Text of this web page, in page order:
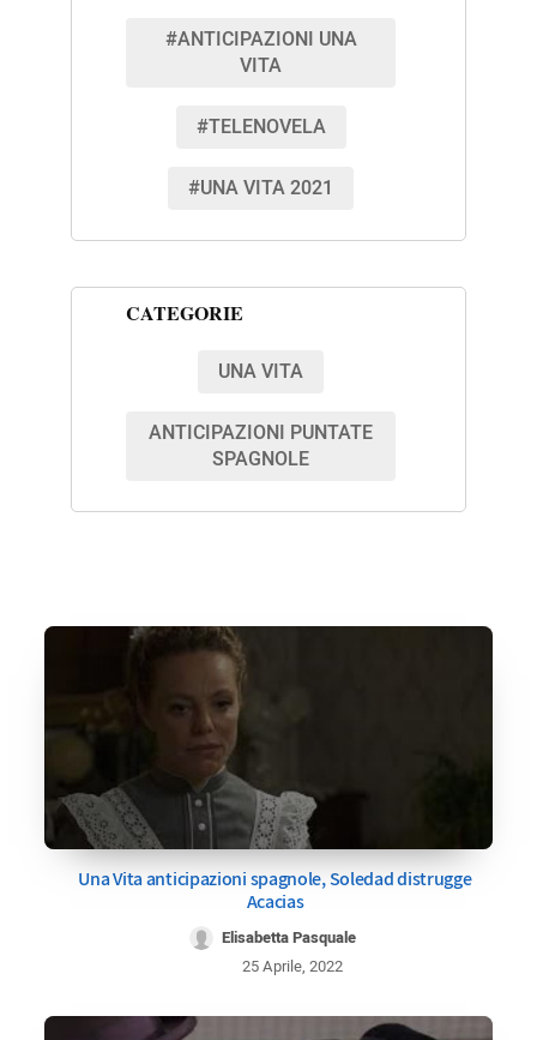
#ANTICIPAZIONI UNA
VITA
#TELENOVELA
#UNA VITA 2021
CATEGORIE
UNA VITA
ANTICIPAZIONI PUNTATE
SPAGNOLE
Una Vita anticipazioni spagnole, Soledad distrugge
Acacias
Elisabetta Pasquale
25 Aprile, 2022